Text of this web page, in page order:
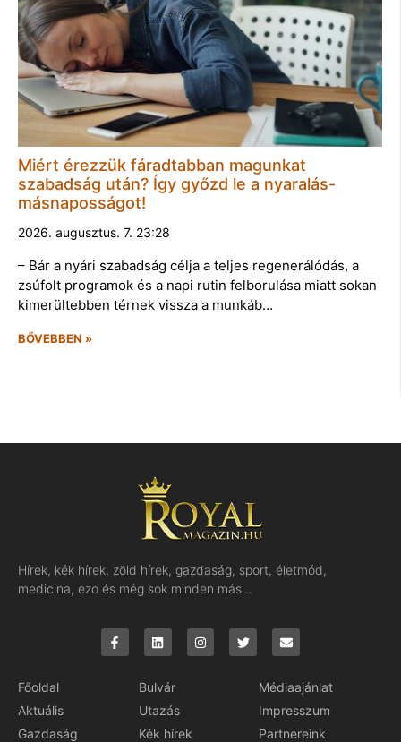
Miért érezzük fáradtabban magunkat
szabadság után? Így győzd le a nyaralás-
másnaposságot!
2026. augusztus. 7. 23:28
– Bár a nyári szabadság célja a teljes regenerálódás, a
zsúfolt programok és a napi rutin felborulása miatt sokan
kimerültebben térnek vissza a munkáb…
BŐVEBBEN »
Hírek, kék hírek, zöld hírek, gazdaság, sport, életmód,
medicina, ezo és még sok minden más…
Főoldal
Aktuális
Gazdaság
Bulvár
Utazás
Kék hírek
Médiaajánlat
Impresszum
Partnereink